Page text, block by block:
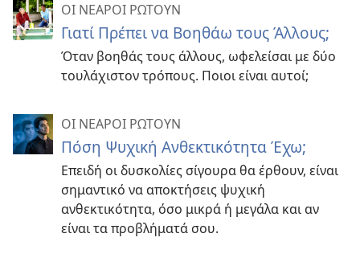
ΟΙ ΝΕΑΡΟΙ ΡΩΤΟΥΝ
Γιατί Πρέπει να Βοηθάω τους Άλλους;
Όταν βοηθάς τους άλλους, ωφελείσαι με δύο
τουλάχιστον τρόπους. Ποιοι είναι αυτοί;
ΟΙ ΝΕΑΡΟΙ ΡΩΤΟΥΝ
Πόση Ψυχική Ανθεκτικότητα Έχω;
Επειδή οι δυσκολίες σίγουρα θα έρθουν, είναι
σημαντικό να αποκτήσεις ψυχική
ανθεκτικότητα, όσο μικρά ή μεγάλα και αν
είναι τα προβλήματά σου.